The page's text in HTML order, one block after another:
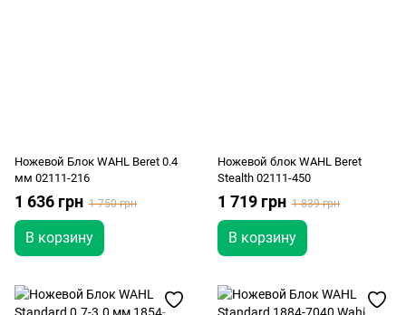
Ножевой Блок WAHL Beret 0.4
мм 02111-216
1 636 грн 1 750 грн
В корзину
Ножевой блок WAHL Beret
Stealth 02111-450
1 719 грн 1 839 грн
В корзину